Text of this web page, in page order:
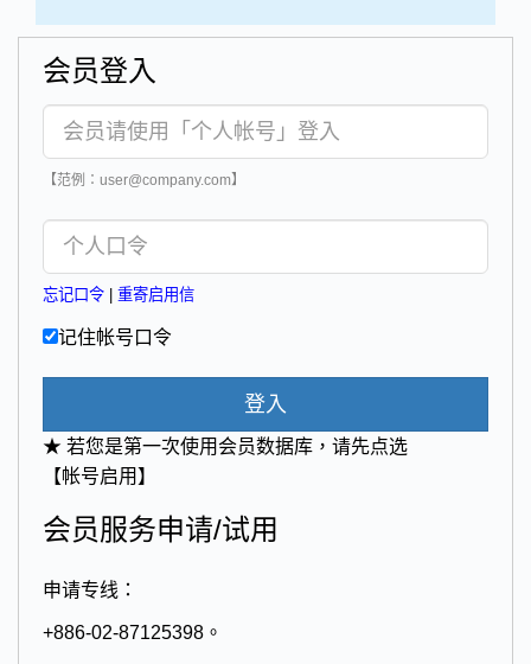
会员登入
【范例：user@company.com】
忘记口令 重寄启用信
记住帐号口令
登入
★ 若您是第一次使用会员数据库，请先点选
【帐号启用】
会员服务申请/试用
申请专线：
+886-02-87125398。